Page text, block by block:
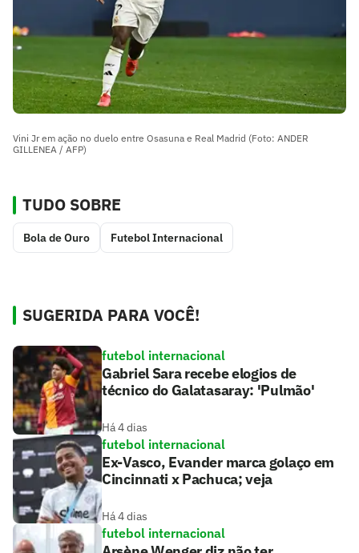
Vini Jr em ação no duelo entre Osasuna e Real Madrid (Foto: ANDER
GILLENEA / AFP)
TUDO SOBRE
Bola de Ouro Futebol Internacional
SUGERIDA PARA VOCÊ!
futebol internacional
Gabriel Sara recebe elogios de
técnico do Galatasaray: 'Pulmão'
Há 4 dias
futebol internacional
Ex-Vasco, Evander marca golaço em
Cincinnati x Pachuca; veja
Há 4 dias
futebol internacional